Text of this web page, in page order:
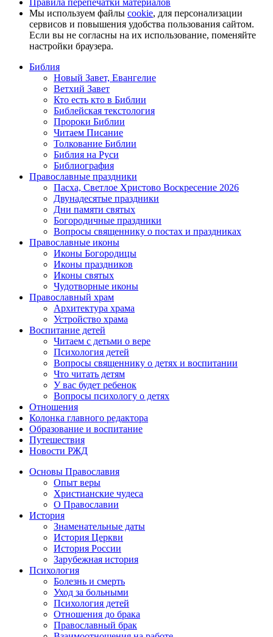
Правила перепечатки материалов
Мы используем файлы cookie, для персонализации
сервисов и повышения удобства пользования сайтом.
Если вы не согласны на их использование, поменяйте
настройки браузера.
Библия
Новый Завет, Евангелие
Ветхий Завет
Кто есть кто в Библии
Библейская текстология
Пророки Библии
Читаем Писание
Толкование Библии
Библия на Руси
Библиография
Православные праздники
Пасха, Светлое Христово Воскресение 2026
Двунадесятые праздники
Дни памяти святых
Богородичные праздники
Вопросы священнику о постах и праздниках
Православные иконы
Иконы Богородицы
Иконы праздников
Иконы святых
Чудотворные иконы
Православный храм
Архитектура храма
Устройство храма
Воспитание детей
Читаем с детьми о вере
Психология детей
Вопросы священнику о детях и воспитании
Что читать детям
У вас будет ребенок
Вопросы психологу о детях
Отношения
Колонка главного редактора
Образование и воспитание
Путешествия
Новости РЖД
Основы Православия
Опыт веры
Христианские чудеса
О Православии
История
Знаменательные даты
История Церкви
История России
Зарубежная история
Психология
Болезнь и смерть
Уход за больными
Психология детей
Отношения до брака
Православный брак